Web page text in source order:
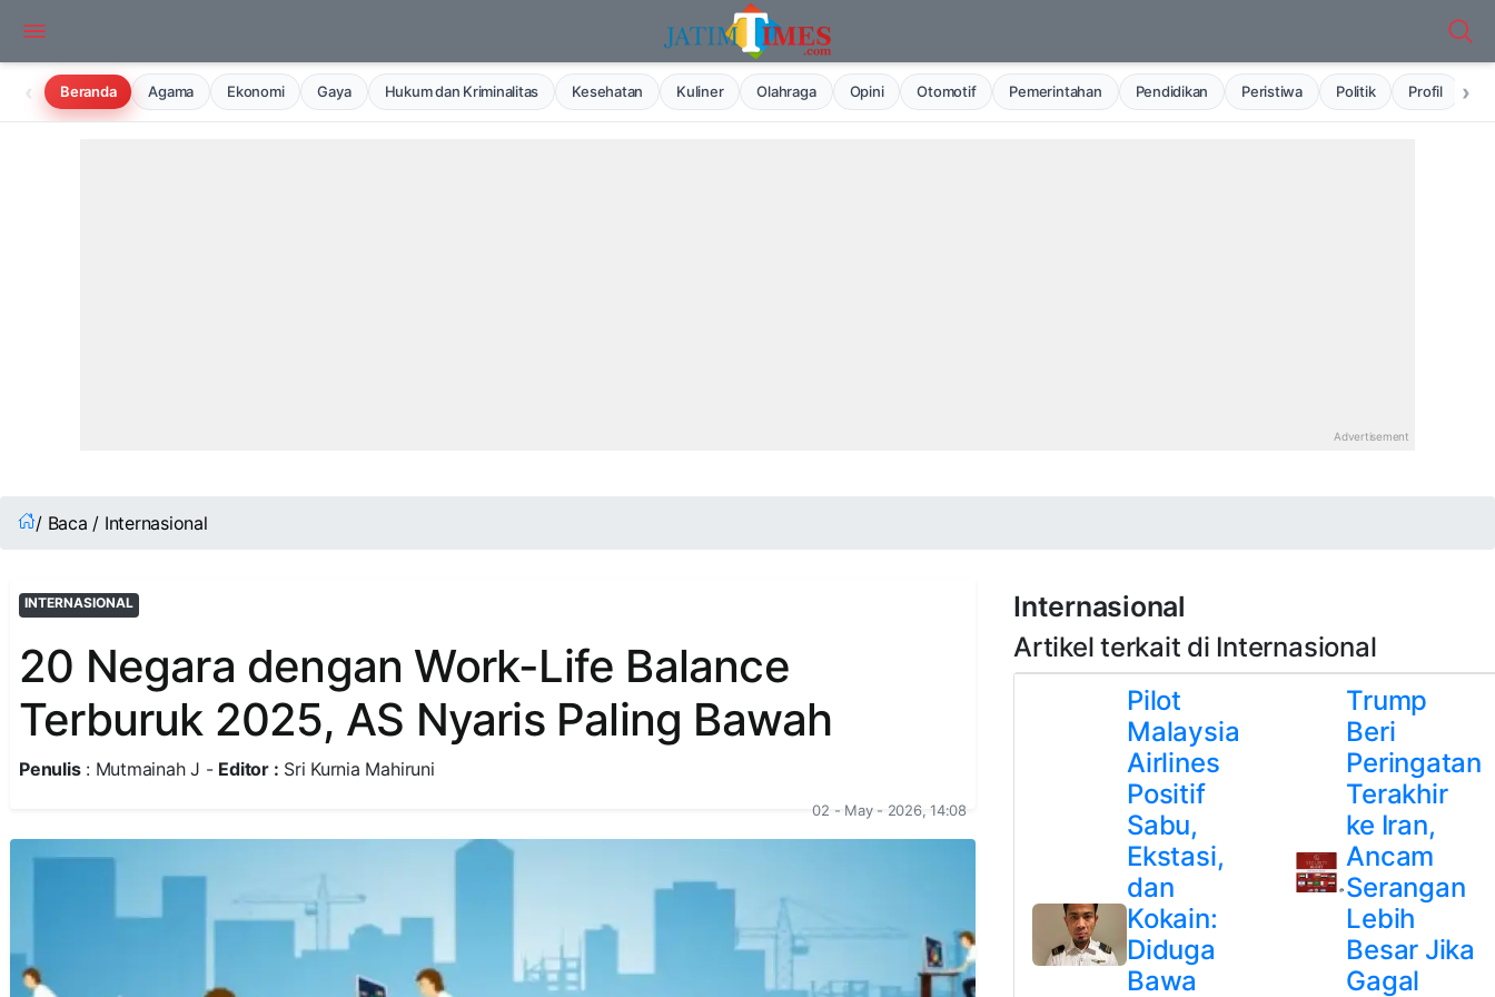
‹ Beranda Agama Ekonomi Gaya Hukum dan Kriminalitas Kesehatan Kuliner Olahraga Opini Otomotif Pemerintahan Pendidikan Peristiwa Politik Profil ›
/ Baca / Internasional
INTERNASIONAL
20 Negara dengan Work-Life Balance
Terburuk 2025, AS Nyaris Paling Bawah
Penulis: Mutmainah J - Editor : Sri Kurnia Mahiruni
02 - May - 2026, 14:08
Internasional
Artikel terkait di Internasional
Pilot
Malaysia
Airlines
Positif
Sabu,
Ekstasi,
dan
Kokain:
Diduga
Bawa
Trump
Beri
Peringatan
Terakhir
ke Iran,
Ancam
Serangan
Lebih
Besar Jika
Gagal